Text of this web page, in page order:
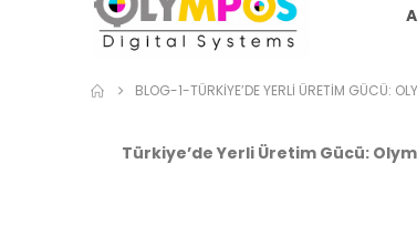
BLOG-1-TÜRKIYE’DE YERLI ÜRETIM GÜCÜ:
Türkiye’de Yerli Üretim Gücü: